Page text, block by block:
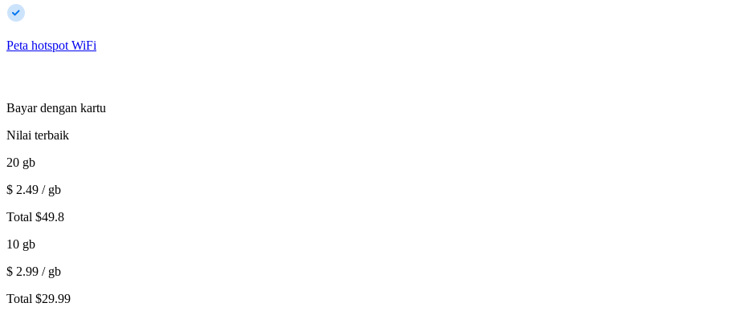
Peta hotspot WiFi
Bayar dengan kartu
Nilai terbaik
20 gb
$ 2.49 / gb
Total $49.8
10 gb
$ 2.99 / gb
Total $29.99